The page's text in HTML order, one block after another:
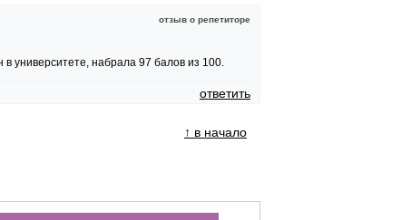
отзыв о репетиторе
университете, набрала 97 балов из 100.
ответить
↑ в начало